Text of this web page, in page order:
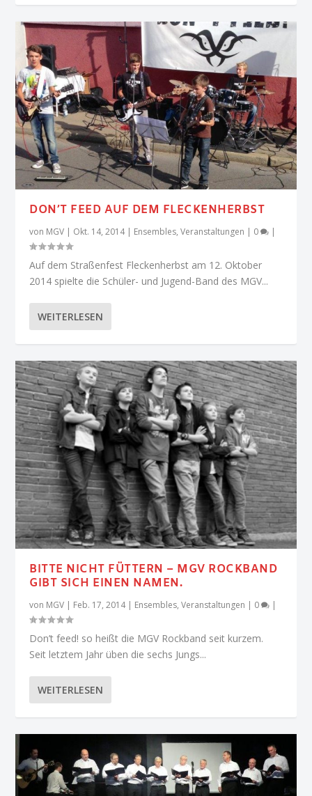
DON’T FEED AUF DEM FLECKENHERBST
von MGV | Okt. 14, 2014| Ensembles,Veranstaltungen | 0 |
Auf dem Straßenfest Fleckenherbst am 12. Oktober
2014 spielte die Schüler- und Jugend-Band des MGV...
WEITERLESEN
BITTE NICHT FÜTTERN – MGV ROCKBAND
GIBT SICH EINEN NAMEN.
von MGV | Feb. 17, 2014| Ensembles,Veranstaltungen | 0 |
Don’t feed! so heißt die MGV Rockband seit kurzem.
Seit letztem Jahr üben die sechs Jungs...
WEITERLESEN